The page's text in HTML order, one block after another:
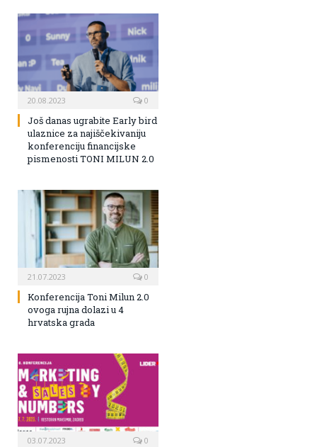
20.08.2023 0
Još danas ugrabite Early bird
ulaznice za najiščekivaniju
konferenciju financijske
pismenosti TONI MILUN 2.0
21.07.2023 0
Konferencija Toni Milun 2.0
ovoga rujna dolazi u 4
hrvatska grada
03.07.2023 0